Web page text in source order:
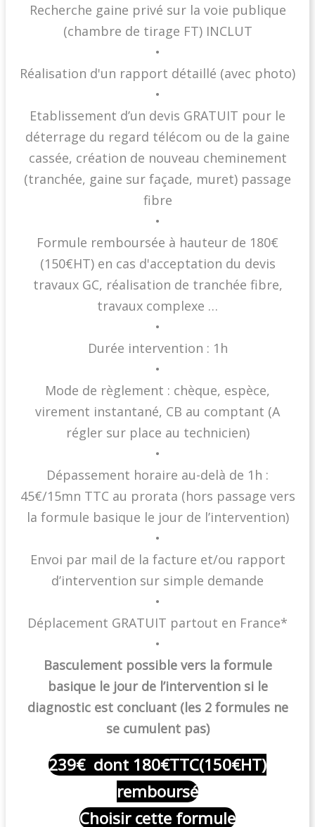
Recherche gaine privé sur la voie publique
(chambre de tirage FT) INCLUT
•
Réalisation d'un rapport détaillé (avec photo)
•
Etablissement d’un devis GRATUIT pour le
déterrage du regard télécom ou de la gaine
cassée, création de nouveau cheminement
(tranchée, gaine sur façade, muret) passage
fibre
•
Formule remboursée à hauteur de 180€
(150€HT) en cas d'acceptation du devis
travaux GC, réalisation de tranchée fibre,
travaux complexe …
•
Durée intervention : 1h
•
Mode de règlement : chèque, espèce,
virement instantané, CB au comptant (A
régler sur place au technicien)
•
Dépassement horaire au-delà de 1h :
45€/15mn TTC au prorata (hors passage vers
la formule basique le jour de l’intervention)
•
Envoi par mail de la facture et/ou rapport
d’intervention sur simple demande
•
Déplacement GRATUIT partout en France*
•
Basculement possible vers la formule
basique le jour de l’intervention si le
diagnostic est concluant (les 2 formules ne
se cumulent pas)
239€ dont 180€TTC(150€HT)
remboursé
Choisir cette formule